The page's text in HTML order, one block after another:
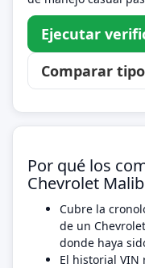
Ejecutar
Comparar
Por qué los
Chevrolet
Cubre la
de un
donde haya
El historial VIN